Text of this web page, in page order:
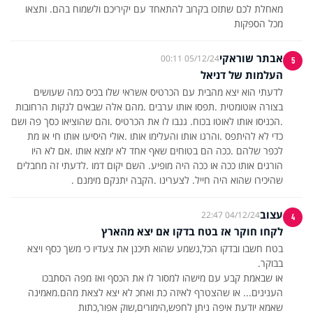
מאחלת לכם שתזכו בקרוב להתאחד עם יקיריכם ולשמוח בהם. ותצאו
מכל הספקות
5 אבתר שוראקי05/12/24 00:11
העלמות של דניאל
לדעתי הוא יצא מהבית עם הכרטיס אשראי שלו בכיס כמה שעושים
בצורה אוטומטית .תפסו אותו ערבים .מהם אלה שבאים לנקות הרחובות
.הכניסו אותו לאוטו בכוח. גנבו לו את הכרטיס .והם שהוציאו כסך פה ושם
כדי לא להיתפס .והרגו אותו והעלימו אותו .אולי היסיעו אותו חי או מת
לכפר שלהם .ככה הם בטוחים שאף אחד לא ימצא אותו .אם לא היו
הורגים אותו ככה או ככה היה מופיע. השם יקום דמו .לדעתי זה מחבלים
שהיכירו שהוא היה חייל. לצערינו .הקבה יתנקם מימנם .
4 עצוב04/12/24 22:47
לקחו חוקר אז בטח בדקו אם יצא מהארץ
בטח חשבו ובדקו הכל,נשמע שהוא תיכנן את צעדיו כי משך כסף ויצא
או שבאמת קבע עם מישהו למסור לו את הכסף ואז מפה הסתבכו
הענינים... או שהצטרף לאיזה כת ואחכ לא יצא לצאת מהם.מאמינה
שאמא יודעת איפה ניתן לחפש,הימורים,שוק אפור,כתות